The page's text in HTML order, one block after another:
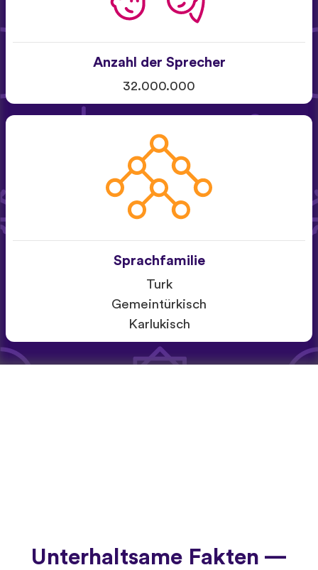
Anzahl der Sprecher
32.000.000
Sprachfamilie
Turk
Gemeintürkisch
Karlukisch
Unterhaltsame Fakten —